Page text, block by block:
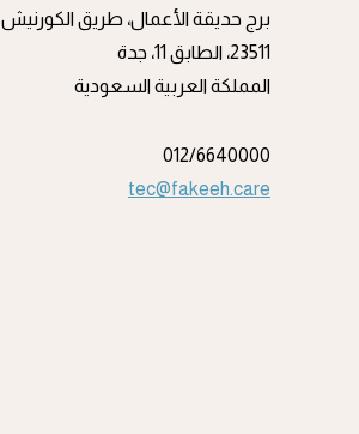
برج حديقة الأعمال، طريق الكورنيش
23511، الطابق 11، جدة
المملكة العربية السعودية
012/6640000
tec@fakeeh.care